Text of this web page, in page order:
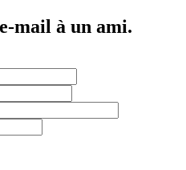
mail à un ami.